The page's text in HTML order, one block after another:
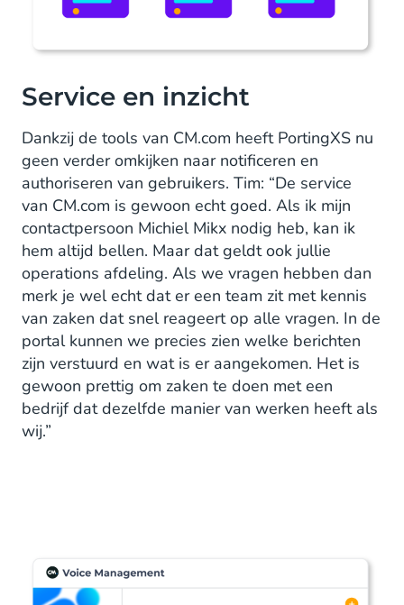
Service en inzicht
Dankzij de tools van CM.com heeft PortingXS nu
geen verder omkijken naar notificeren en
authoriseren van gebruikers. Tim: “De service
van CM.com is gewoon echt goed. Als ik mijn
contactpersoon Michiel Mikx nodig heb, kan ik
hem altijd bellen. Maar dat geldt ook jullie
operations afdeling. Als we vragen hebben dan
merk je wel echt dat er een team zit met kennis
van zaken dat snel reageert op alle vragen. In de
portal kunnen we precies zien welke berichten
zijn verstuurd en wat is er aangekomen. Het is
gewoon prettig om zaken te doen met een
bedrijf dat dezelfde manier van werken heeft als
wij.”